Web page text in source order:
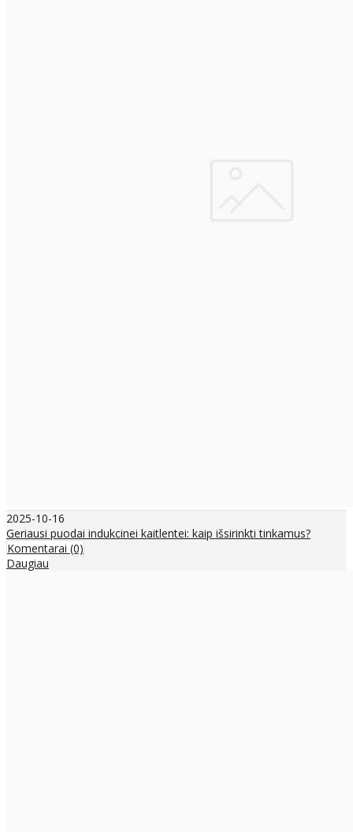
2025-10-16
Geriausi puodai indukcinei kaitlentei: kaip išsirinkti tinkamus?
Komentarai (0)
Daugiau